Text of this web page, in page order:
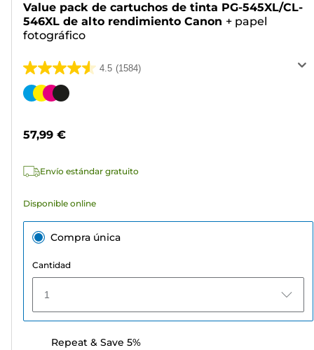
Value pack de cartuchos de tinta PG-545XL/CL-
546XL de alto rendimiento Canon + papel
fotográfico
4.5 (1584)
4.5
de
1584
Cartucho
57,99 €
Envío estándar gratuito
Disponible online
Compra única
Cantidad
1
Repeat & Save 5%